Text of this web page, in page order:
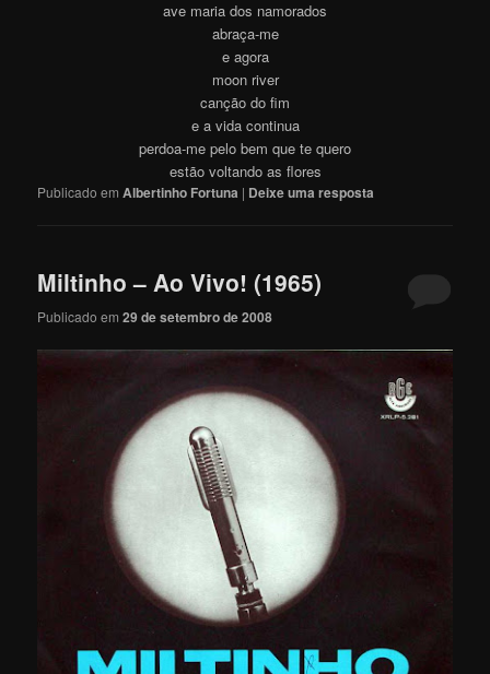
ave maria dos namorados
abraça-me
e agora
moon river
canção do fim
e a vida continua
perdoa-me pelo bem que te quero
estão voltando as flores
Publicado em Albertinho Fortuna | Deixe uma resposta
Miltinho – Ao Vivo! (1965)
Publicado em29 de setembro de 2008